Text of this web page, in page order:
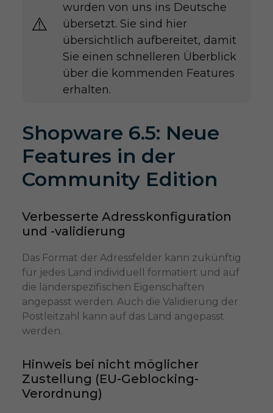
⚠️​​
wurden von uns ins Deutsche
übersetzt. Sie sind hier
übersichtlich aufbereitet, damit
Sie einen schnelleren Überblick
über die kommenden Features
erhalten.
Shopware 6.5: Neue
Features in der
Community Edition
Verbesserte Adresskonfiguration
und -validierung
Das Format der Adressfelder kann zukünftig
für jedes Land individuell formatiert und auf
die länderspezifischen Eigenschaften
angepasst werden. Auch die Validierung der
Postleitzahl kann auf das Land angepasst
werden.
Hinweis bei nicht möglicher
Zustellung (EU-Geblocking-
Verordnung)